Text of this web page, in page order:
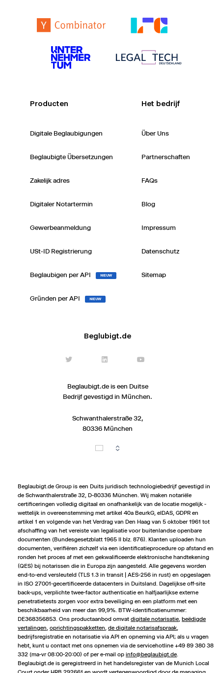
Producten
Digitale Beglaubigungen
Beglaubigte Übersetzungen
Zakelijk adres
Digitaler Notartermin
Gewerbeanmeldung
USt-ID Registrierung
Beglaubigen per API NIEUW
Gründen per API NIEUW
Het bedrijf
Über Uns
Partnerschaften
FAQs
Blog
Impressum
Datenschutz
Sitemap
Beglubigt.de
Beglaubigt.de is een Duitse
Bedrijf gevestigd in München.
Schwanthalerstraße 32,
80336 München
Beglaubigt.de Group is een Duits juridisch technologiebedrijf gevestigd in
de Schwanthalerstraße 32, D-80336 München. Wij maken notariële
certificeringen volledig digitaal en onafhankelijk van de locatie mogelijk -
wettelijk in overeenstemming met artikel 40a BeurkG, eIDAS, GDPR en
artikel 1 en volgende van het Verdrag van Den Haag van 5 oktober 1961 tot
afschaffing van het vereiste van legalisatie voor buitenlandse openbare
documenten (Bundesgesetzblatt 1965 II blz. 876). Klanten uploaden hun
documenten, verifiëren zichzelf via een identificatieprocedure op afstand en
ronden het proces af met een gekwalificeerde elektronische handtekening
(QES) bij notarissen die in Europa zijn aangesteld. Alle gegevens worden
end-to-end versleuteld (TLS 1.3 in transit | AES-256 in rust) en opgeslagen
in ISO 27001-gecertificeerde datacenters in Duitsland. Dagelijkse off-site
back-ups, verplichte twee-factor authenticatie en halfjaarlijkse externe
penetratietests zorgen voor extra beveiliging en een platform met een
beschikbaarheid van meer dan 99,9%. BTW-identificatienummer:
DE368356853. Ons productaanbod omvatdigitale notarisatie,beëdigde
vertalingen,oprichtingspakketten,de digitale notarisafspraak,
bedrijfsregistratie en notarisatie via API en opneming via API; als u vragen
hebt, kunt u contact met ons opnemen via de servicehotline +49 89 380 38
332 (ma-vr 08:00-20:00) of per e-mail opinfo@beglaubigt.de.
Beglaubigt.de is geregistreerd in het handelsregister van de Munich Local
Wir nutzen Cookies und Pixel um Dir die bestmögliche
Browsing-Erfahrung zu bieten. Die mit Hilfe von Cookies und
Pixeln gesammelten Daten werden zur Optimierung unserer
Webseite genutzt und um Beglaubigt.de-Nutzern und
potenziellen Neukunden die für sie relevantesten
Informationen anzuzeigen. Diese Daten werden im Rahmen
unserer EU-weiten und globalen Tätigkeiten genutzt.
Mehr erfahren
Cookie Einstellungen